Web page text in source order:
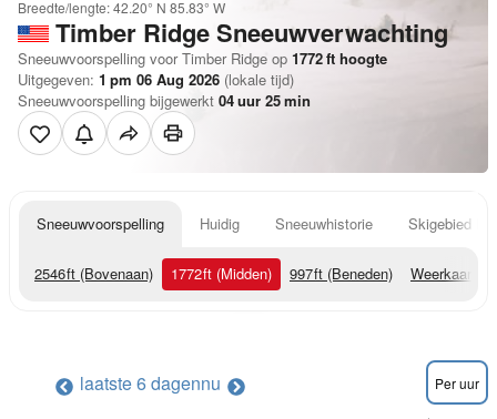
Breedte/lengte:42.20° N 85.83° W
Timber RidgeSneeuwverwachting
Sneeuwvoorspelling voor Timber Ridge op 1772ft hoogte
Uitgegeven: 1 pm 06 Aug 2026 (lokale tijd)
Sneeuwvoorspelling bijgewerkt 04uur 25min
Sneeuwvoorspelling Huidig Sneeuwhistorie Skigebied
2546ft (Bovenaan) 1772ft (Midden) 997ft (Beneden) Weerkaarten
laatste 6 dagennu Per uur